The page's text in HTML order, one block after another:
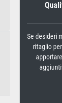
Se desideri
ritaglio